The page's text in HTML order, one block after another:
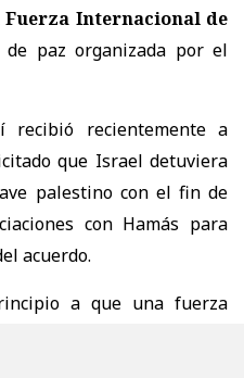
Internacional de
paz organizada por el
recientemente a
que Israel detuviera
palestino con el fin de
con Hamás para
acuerdo.
a que una fuerza